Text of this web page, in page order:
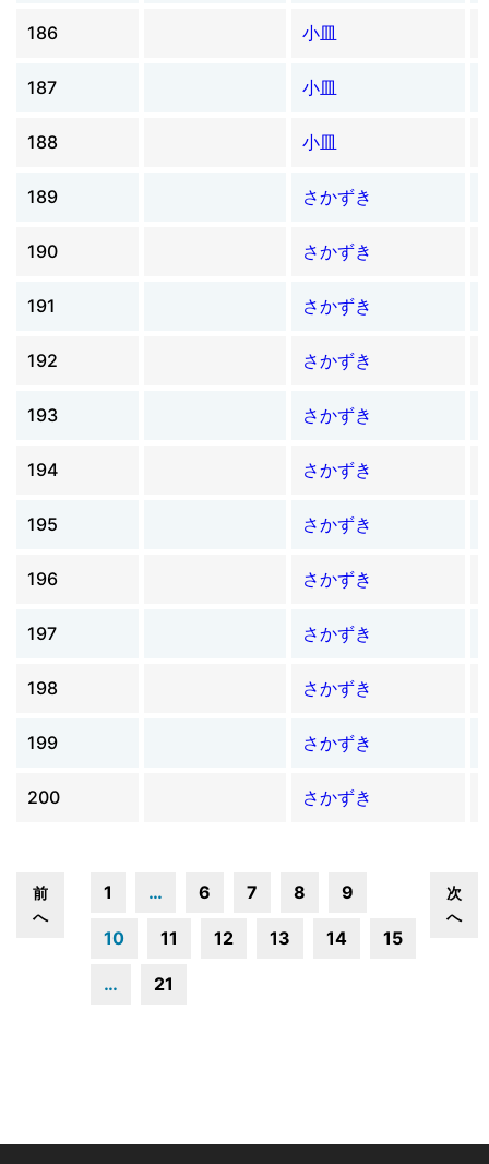
186 小皿
187 小皿
188 小皿
189 さかずき
190 さかずき
191 さかずき
192 さかずき
193 さかずき
194 さかずき
195 さかずき
196 さかずき
197 さかずき
198 さかずき
199 さかずき
200 さかずき
前
へ
1 … 6 7 8 9
10 11 12 13 14 15
… 21
次
へ